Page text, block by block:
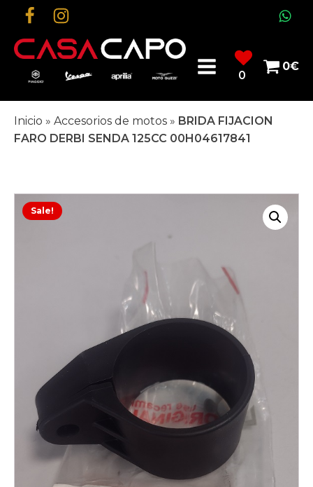
0
0€
Inicio » Accesorios de motos » BRIDA FIJACION
FARO DERBI SENDA 125CC 00H04617841
Sale!